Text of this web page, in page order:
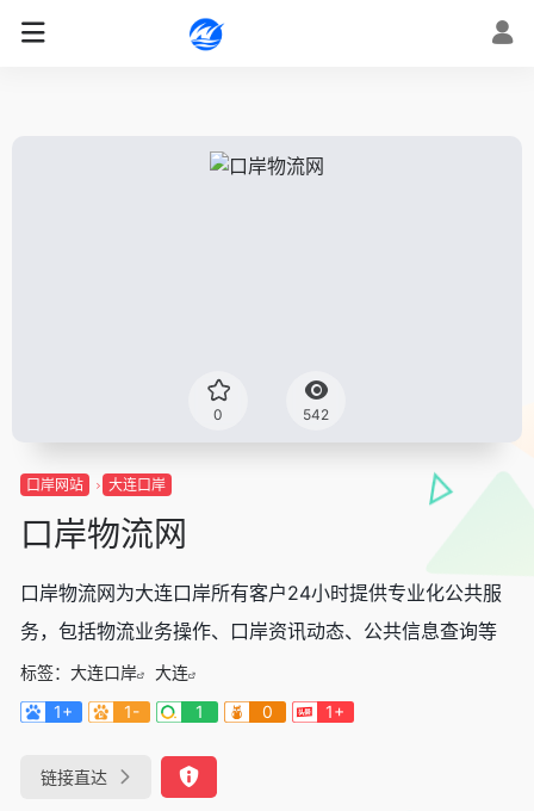
0 542
口岸网站 大连口岸
口岸物流网
口岸物流网为大连口岸所有客户24小时提供专业化公共服
务，包括物流业务操作、口岸资讯动态、公共信息查询等
标签： 大连口岸
大连
1+
1- 1 0 1+
链接直达